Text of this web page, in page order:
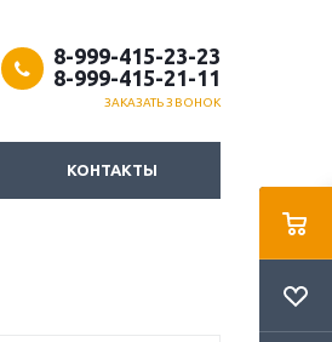
8-999-415-23-23
8-999-415-21-11
ЗАКАЗАТЬ ЗВОНОК
КОНТАКТЫ